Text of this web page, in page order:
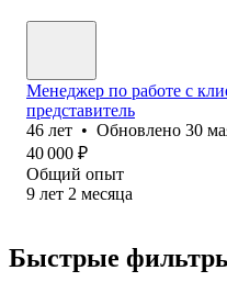
Менеджер по работе с
представитель
46 лет • Обновлено 30
40 000 ₽
Общий опыт
9 лет 2 месяца
Быстрые